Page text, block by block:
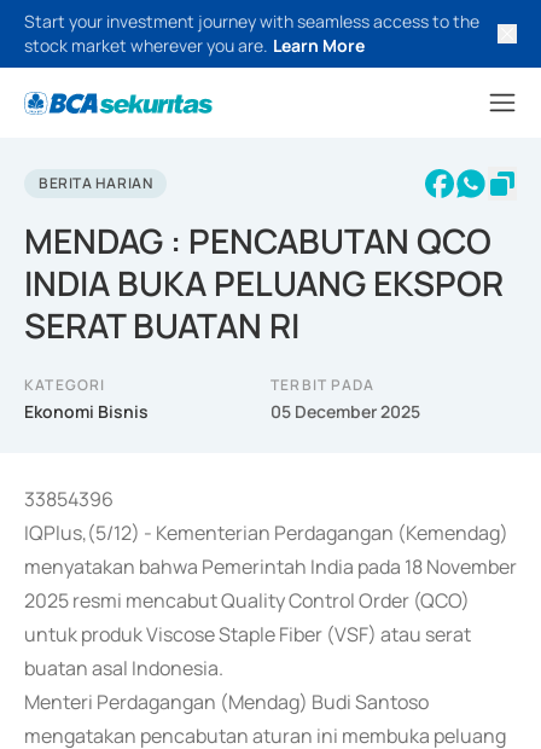
Start your investment journey with seamless access to the
stock market wherever you are. Learn More
BERITA HARIAN
MENDAG : PENCABUTAN QCO
INDIA BUKA PELUANG EKSPOR
SERAT BUATAN RI
KATEGORI
Ekonomi Bisnis
TERBIT PADA
05 December 2025
33854396
IQPlus,(5/12) - Kementerian Perdagangan (Kemendag)
menyatakan bahwa Pemerintah India pada 18 November
2025 resmi mencabut Quality Control Order (QCO)
untuk produk Viscose Staple Fiber (VSF) atau serat
buatan asal Indonesia.
Menteri Perdagangan (Mendag) Budi Santoso
mengatakan pencabutan aturan ini membuka peluang